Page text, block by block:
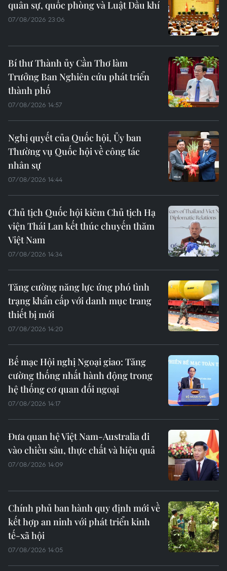
quân sự, quốc phòng và Luật Dầu khí
07/08/2026 23:06
Bí thư Thành ủy Cần Thơ làm
Trưởng Ban Nghiên cứu phát triển
thành phố
07/08/2026 14:57
Nghị quyết của Quốc hội, Ủy ban
Thường vụ Quốc hội về công tác
nhân sự
07/08/2026 14:44
Chủ tịch Quốc hội kiêm Chủ tịch Hạ
viện Thái Lan kết thúc chuyến thăm
Việt Nam
07/08/2026 14:34
Tăng cường năng lực ứng phó tình
trạng khẩn cấp với danh mục trang
thiết bị mới
07/08/2026 14:20
Bế mạc Hội nghị Ngoại giao: Tăng
cường thống nhất hành động trong
hệ thống cơ quan đối ngoại
07/08/2026 14:17
Đưa quan hệ Việt Nam-Australia đi
vào chiều sâu, thực chất và hiệu quả
07/08/2026 14:09
Chính phủ ban hành quy định mới về
kết hợp an ninh với phát triển kinh
tế-xã hội
07/08/2026 14:05